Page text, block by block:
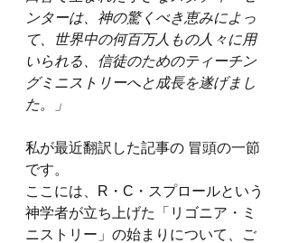
ンターは、神の驚くべき恵みによっ
て、世界中の何百万人もの人々に用
いられる、信徒のためのティーチン
グミニストリーへと成長を遂げまし
た。」
私が最近翻訳した記事の 冒頭の一節
です。
ここには、R・C・スプロールという
神学者が立ち上げた「リゴニア・ミ
ニストリー」の始まりについて、ご